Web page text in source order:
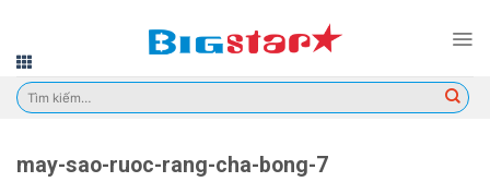
content
Tìm
kiếm:
may-sao-ruoc-rang-cha-bong-7